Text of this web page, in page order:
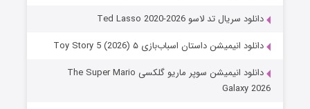
دانلود سریال تد لاسو Ted Lasso 2020-2026
دانلود انیمیشن داستان اسباب‌بازی ۵ Toy Story 5 (2026)
دانلود انیمیشن سوپر ماریو گلکسی The Super Mario
Galaxy 2026